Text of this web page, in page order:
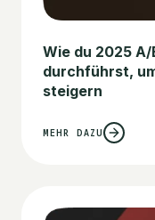
Wie du 2025
durchführst,
steigern
MEHR DAZU